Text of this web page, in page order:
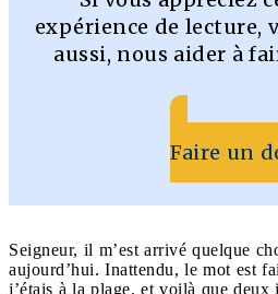
expérience de lecture,
aussi, nous aider à
Faire un
Seigneur, il m’est arrivé quelque
aujourd’hui. Inattendu, le mot est
j’étais à la plage, et voilà que deux